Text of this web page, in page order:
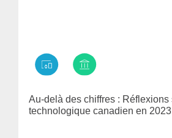
Au-delà des chiffres : Réflexions
technologique canadien en 2023